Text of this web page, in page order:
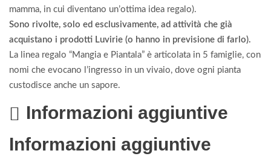
mamma, in cui diventano un’ottima idea regalo).
Sono rivolte, solo ed esclusivamente, ad attività che già
acquistano i prodotti Luvirie (o hanno in previsione di farlo).
La linea regalo “Mangia e Piantala” è articolata in 5 famiglie, con
nomi che evocano l’ingresso in un vivaio, dove ogni pianta
custodisce anche un sapore.
Informazioni aggiuntive
Informazioni aggiuntive